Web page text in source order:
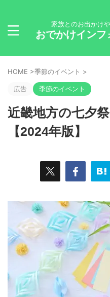
家族とのお出かけ
おでかけイン
HOME >季節のイベント >
広告 季節のイベント
近畿地方の七夕
【2024年版】